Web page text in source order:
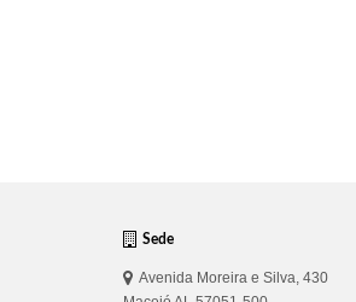
Sede
Avenida Moreira e Silva, 430